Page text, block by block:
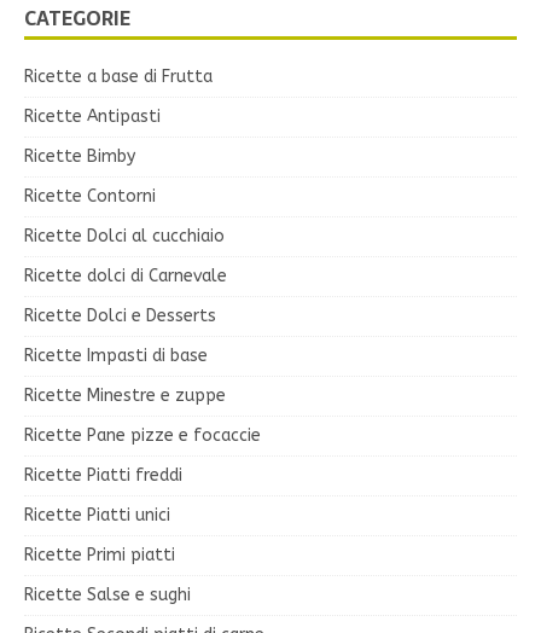
CATEGORIE
Ricette a base di Frutta
Ricette Antipasti
Ricette Bimby
Ricette Contorni
Ricette Dolci al cucchiaio
Ricette dolci di Carnevale
Ricette Dolci e Desserts
Ricette Impasti di base
Ricette Minestre e zuppe
Ricette Pane pizze e focaccie
Ricette Piatti freddi
Ricette Piatti unici
Ricette Primi piatti
Ricette Salse e sughi